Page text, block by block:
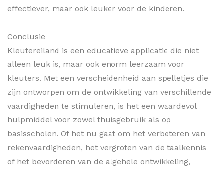
effectiever, maar ook leuker voor de kinderen.
Conclusie
Kleutereiland is een educatieve applicatie die niet
alleen leuk is, maar ook enorm leerzaam voor
kleuters. Met een verscheidenheid aan spelletjes die
zijn ontworpen om de ontwikkeling van verschillende
vaardigheden te stimuleren, is het een waardevol
hulpmiddel voor zowel thuisgebruik als op
basisscholen. Of het nu gaat om het verbeteren van
rekenvaardigheden, het vergroten van de taalkennis
of het bevorderen van de algehele ontwikkeling,